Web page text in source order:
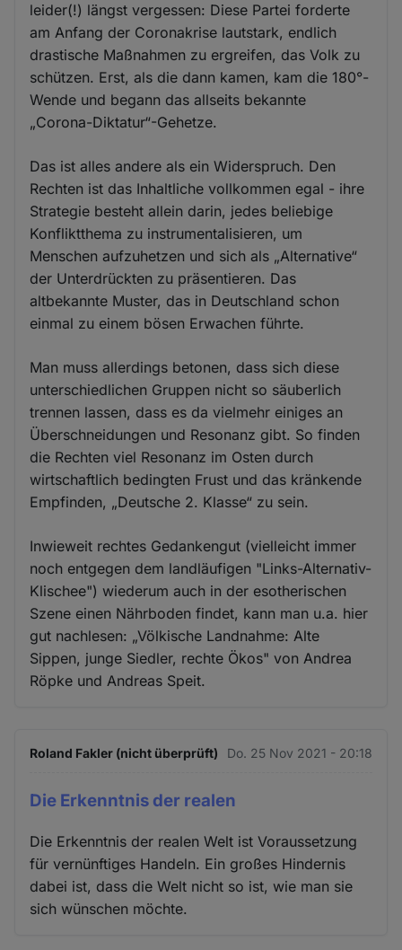
leider(!) längst vergessen: Diese Partei forderte
am Anfang der Coronakrise lautstark, endlich
drastische Maßnahmen zu ergreifen, das Volk zu
schützen. Erst, als die dann kamen, kam die 180°-
Wende und begann das allseits bekannte
„Corona-Diktatur“-Gehetze.
Das ist alles andere als ein Widerspruch. Den
Rechten ist das Inhaltliche vollkommen egal - ihre
Strategie besteht allein darin, jedes beliebige
Konfliktthema zu instrumentalisieren, um
Menschen aufzuhetzen und sich als „Alternative“
der Unterdrückten zu präsentieren. Das
altbekannte Muster, das in Deutschland schon
einmal zu einem bösen Erwachen führte.
Man muss allerdings betonen, dass sich diese
unterschiedlichen Gruppen nicht so säuberlich
trennen lassen, dass es da vielmehr einiges an
Überschneidungen und Resonanz gibt. So finden
die Rechten viel Resonanz im Osten durch
wirtschaftlich bedingten Frust und das kränkende
Empfinden, „Deutsche 2. Klasse“ zu sein.
Inwieweit rechtes Gedankengut (vielleicht immer
noch entgegen dem landläufigen "Links-Alternativ-
Klischee") wiederum auch in der esotherischen
Szene einen Nährboden findet, kann man u.a. hier
gut nachlesen: „Völkische Landnahme: Alte
Sippen, junge Siedler, rechte Ökos" von Andrea
Röpke und Andreas Speit.
Roland Fakler (nicht überprüft) Do. 25 Nov 2021 - 20:18
Die Erkenntnis der realen
Die Erkenntnis der realen Welt ist Voraussetzung
für vernünftiges Handeln. Ein großes Hindernis
dabei ist, dass die Welt nicht so ist, wie man sie
sich wünschen möchte.